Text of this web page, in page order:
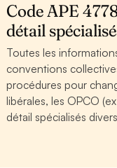
Code APE
détail
Toutes les
conventions
procédures pour
libérales, les OPCO
détail spécialisés divers